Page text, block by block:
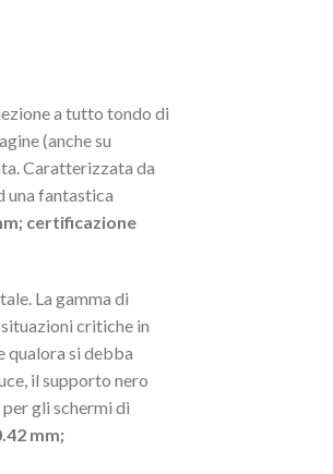
a tutto tondo di
(anche su
Caratterizzata da
una fantastica
certificazione
La gamma di
critiche in
qualora si debba
il supporto nero
gli schermi di
mm;